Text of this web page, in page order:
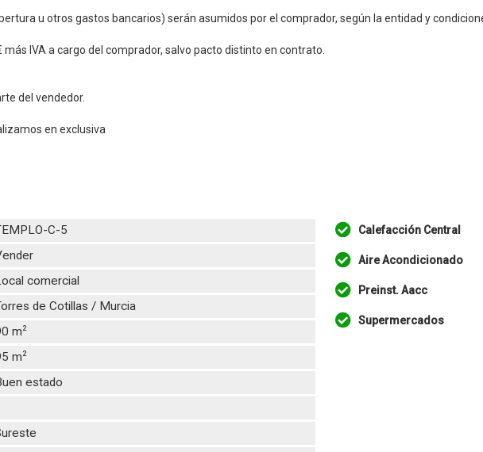
u otros gastos bancarios) serán asumidos por el comprador, según la entidad y
IVA a cargo del comprador, salvo pacto distinto en contrato.
del vendedor.
en exclusiva
C-5
comercial
de Cotillas / Murcia
m2
m2
estado
Calefacción Central
Aire Acondicionado
Preinst. Aacc
Supermercados